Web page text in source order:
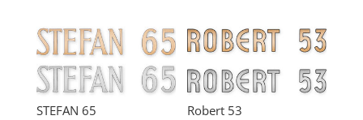
STEFAN 65 Robert 53